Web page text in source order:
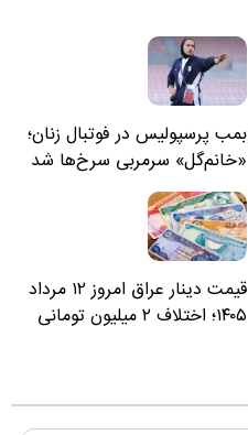
بمب پرسپولیس در فوتبال زنان؛
«خانم‌گل» سرمربی سرخ‌ها شد
قیمت دینار عراق امروز ۱۲ مرداد
۱۴۰۵؛ اختلاف ۲ میلیون تومانی